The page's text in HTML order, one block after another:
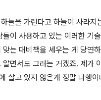
늘을 가린다고 하늘이 사라지
이 사용하고 있는 이러한 기
는 대비책을 세우는 게 당연
면서도 그러는 거겠죠. 제가
살고 있지 않은게 정말 다행이